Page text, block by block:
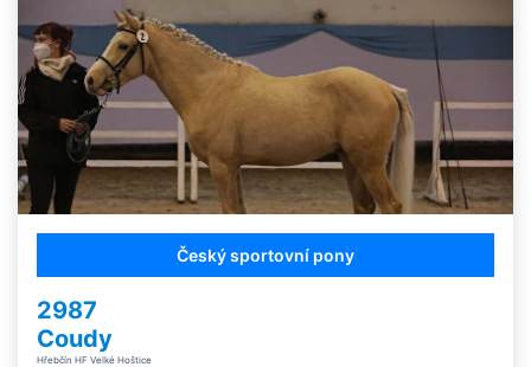
Český sportovní pony
2987
Coudy
Hřebčín HF Velké Hoštice